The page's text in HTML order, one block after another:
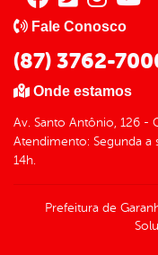
Fale Conosco
(87) 3762-
Onde estamos
Av. Santo Antônio, 126 -
Atendimento: Segunda a
14h.
Prefeitura de